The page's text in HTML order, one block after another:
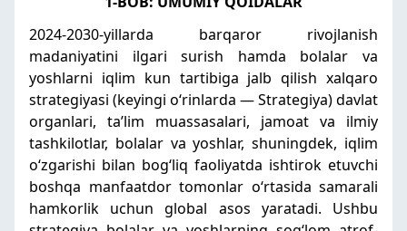
2024-2030-yillarda barqaror rivojlanish
madaniyatini ilgari surish hamda bolalar va
yoshlarni iqlim kun tartibiga jalb qilish xalqaro
strategiyasi (keyingi oʻrinlarda — Strategiya) davlat
organlari, taʼlim muassasalari, jamoat va ilmiy
tashkilotlar, bolalar va yoshlar, shuningdek, iqlim
oʻzgarishi bilan bogʻliq faoliyatda ishtirok etuvchi
boshqa manfaatdor tomonlar oʻrtasida samarali
hamkorlik uchun global asos yaratadi. Ushbu